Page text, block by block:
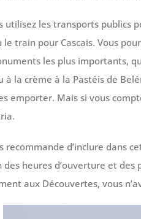
utilisez les transports publics
le train pour Cascais. Vous
les plus importants,
à la crème à la Pastéis de
emporter. Mais si vous
recommande d’inclure dans
des heures d’ouverture et
aux Découvertes, vous